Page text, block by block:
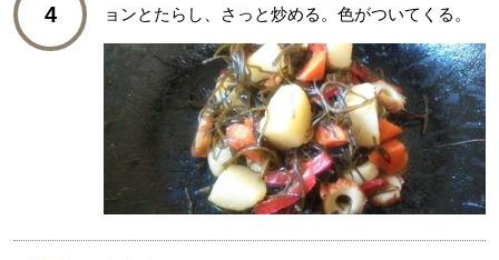
4
ョンとたらし、さっと炒める。色がついてくる。